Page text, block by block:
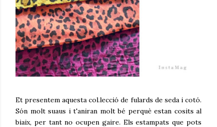
Et presentem aquesta col.lecció de fulards de seda i cotó.
Són molt suaus i t'aniran molt bé perquè estan cosits al
biaix, per tant no ocupen gaire. Els estampats que pots